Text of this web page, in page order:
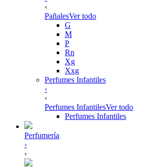
‹
PañalesVer todo
G
M
P
Rn
Xg
Xxg
Perfumes Infantiles
›
‹
Perfumes InfantilesVer todo
Perfumes Infantiles
Perfumería
›
‹